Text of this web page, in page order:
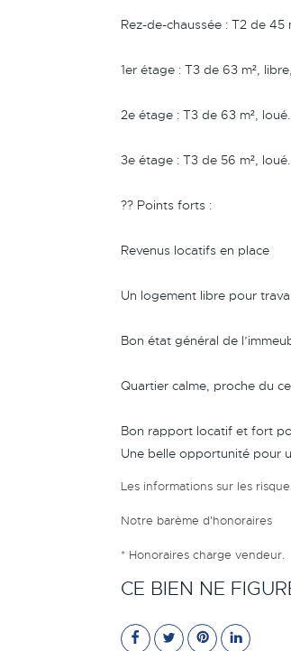
Rez-de-chaussée : T2 de 45
1er étage : T3 de 63 m²,
2e étage : T3 de 63 m², loué.
3e étage : T3 de 56 m², loué.
?? Points forts :
Revenus locatifs en place
Un logement libre pour
Bon état général de
Quartier calme, proche du
Bon rapport locatif et fort
Une belle opportunité pour
Les informations sur les
Notre barème d'honoraires
* Honoraires charge vendeur.
CE BIEN NE